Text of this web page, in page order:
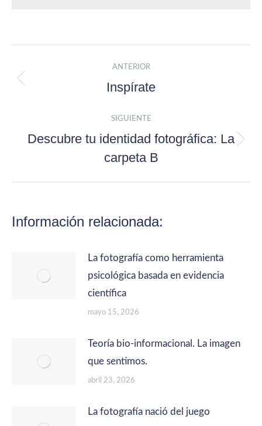
ANTERIOR
Publicación anterior:
Inspírate
SIGUIENTE
Publicación siguiente:
Descubre tu identidad fotográfica: La
carpeta B
Información relacionada:
La fotografía como herramienta
psicológica basada en evidencia
científica
mayo 15, 2026
Teoría bio-informacional. La imagen
que sentimos.
abril 23, 2026
La fotografía nació del juego